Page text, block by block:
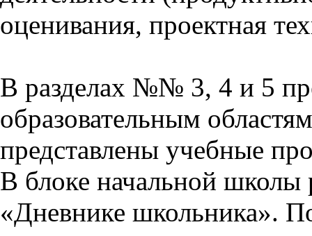
оценивания, проектная
В разделах №№ 3, 4 и 5
образовательным
представлены учебные
В блоке начальной школы
«Дневнике школьника».